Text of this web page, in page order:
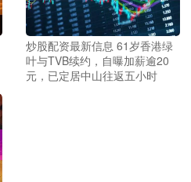
炒股配资最新信息 61岁香港绿
叶与TVB续约，自曝加薪逾20
元，已定居中山往返五小时